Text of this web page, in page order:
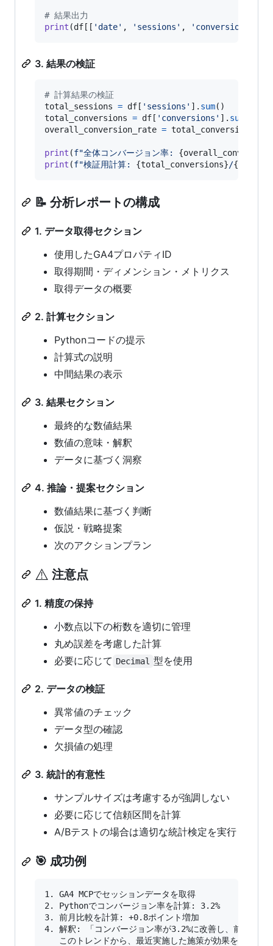
# 結果出力
print (df [[ 'date' , 'sessions' , 'conversions'
3. 結果の検証
# 計算結果の検証
total_sessions = df [ 'sessions' ]. sum
total_conversions = df [ 'conversions' ]. sum
overall_conversion_rate = total_conversions
print (f"全体コンバージョン率: {
print (f"検証用計算: {total_conversions}/{
📝 分析レポートの構成
1. データ取得セクション
使用したGA4プロパティID
取得期間・ディメンション・メトリクス
取得データの概要
2. 計算セクション
Pythonコードの提示
計算式の説明
中間結果の表示
3. 結果セクション
最終的な数値結果
数値の意味・解釈
データに基づく洞察
4. 推論・提案セクション
数値結果に基づく判断
仮説・戦略提案
次のアクションプラン
⚠️ 注意点
1. 精度の保持
小数点以下の桁数を適切に管理
丸め誤差を考慮した計算
必要に応じて Decimal 型を使用
2. データの検証
異常値のチェック
データ型の確認
欠損値の処理
3. 統計的有意性
サンプルサイズは考慮するが強調しない
必要に応じて信頼区間を計算
A/Bテストの場合は適切な統計検定を実行
🎯 成功例
1. GA4 MCPでセッションデータを取得
2. Pythonでコンバージョン率を計算: 3.2%
3. 前月比較を計算: +0.8ポイント増加
4. 解釈: 「コンバージョン率が3.2%に改善し、前月から